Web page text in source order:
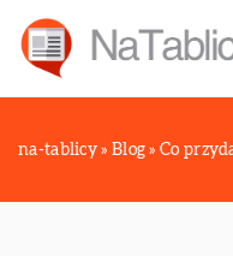
na-tablicy » Blog »Co